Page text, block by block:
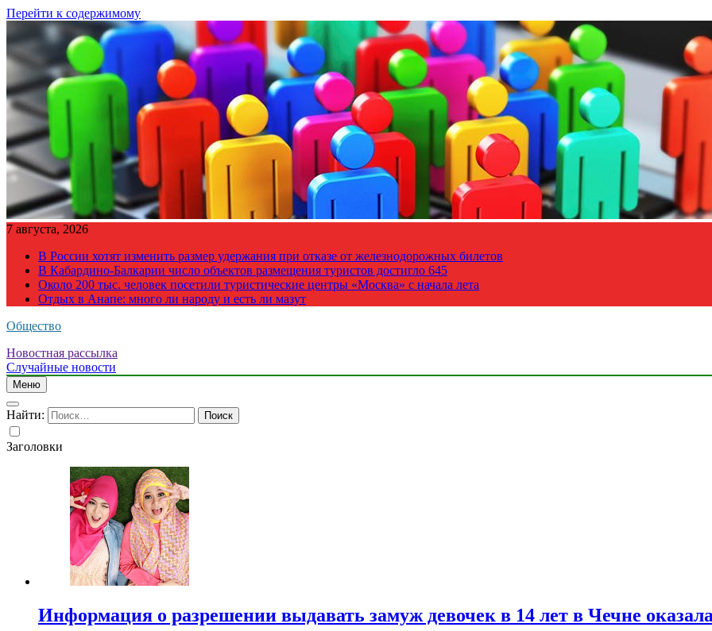
Перейти к содержимому
7 августа, 2026
В России хотят изменить размер удержания при отказе от железнодорожных билетов
В Кабардино-Балкарии число объектов размещения туристов достигло 645
Около 200 тыс. человек посетили туристические центры «Москва» с начала лета
Отдых в Анапе: много ли народу и есть ли мазут
Общество
Новостная рассылка
Случайные новости
Меню
Найти:
Заголовки
Информация о разрешении выдавать замуж девочек в 14 лет в Чечне